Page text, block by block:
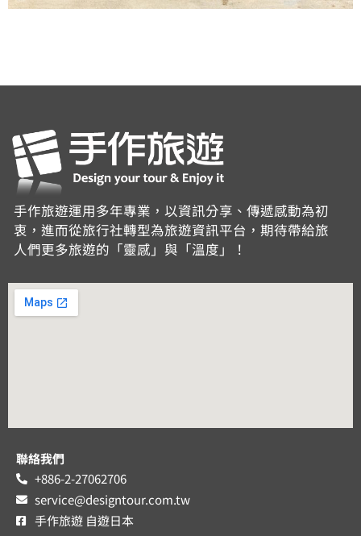
手作旅遊運用多年專業，以資訊分享、傳遞感動為初
衷，進而從旅行社轉型為旅遊資訊平台，期待帶給旅
人們更多旅遊的「靈感」與「溫度」！
聯絡我們
+886-2-27062706
service@designtour.com.tw
手作旅遊 自遊日本